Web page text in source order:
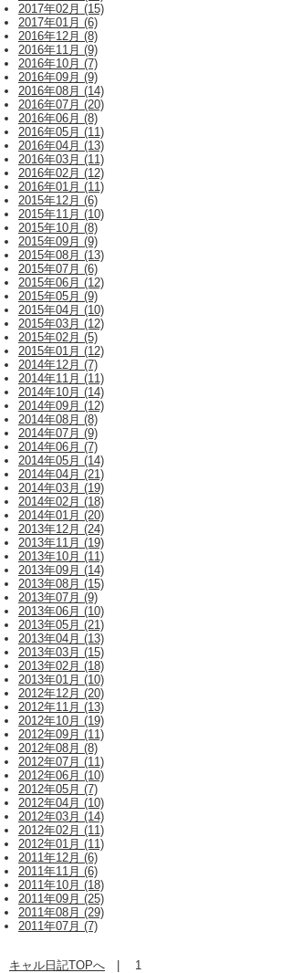
2017年02月 (15)
2017年01月 (6)
2016年12月 (8)
2016年11月 (9)
2016年10月 (7)
2016年09月 (9)
2016年08月 (14)
2016年07月 (20)
2016年06月 (8)
2016年05月 (11)
2016年04月 (13)
2016年03月 (11)
2016年02月 (12)
2016年01月 (11)
2015年12月 (6)
2015年11月 (10)
2015年10月 (8)
2015年09月 (9)
2015年08月 (13)
2015年07月 (6)
2015年06月 (12)
2015年05月 (9)
2015年04月 (10)
2015年03月 (12)
2015年02月 (5)
2015年01月 (12)
2014年12月 (7)
2014年11月 (11)
2014年10月 (14)
2014年09月 (12)
2014年08月 (8)
2014年07月 (9)
2014年06月 (7)
2014年05月 (14)
2014年04月 (21)
2014年03月 (19)
2014年02月 (18)
2014年01月 (20)
2013年12月 (24)
2013年11月 (19)
2013年10月 (11)
2013年09月 (14)
2013年08月 (15)
2013年07月 (9)
2013年06月 (10)
2013年05月 (21)
2013年04月 (13)
2013年03月 (15)
2013年02月 (18)
2013年01月 (10)
2012年12月 (20)
2012年11月 (13)
2012年10月 (19)
2012年09月 (11)
2012年08月 (8)
2012年07月 (11)
2012年06月 (10)
2012年05月 (7)
2012年04月 (10)
2012年03月 (14)
2012年02月 (11)
2012年01月 (11)
2011年12月 (6)
2011年11月 (6)
2011年10月 (18)
2011年09月 (25)
2011年08月 (29)
2011年07月 (7)
キャル日記TOPへ | 1